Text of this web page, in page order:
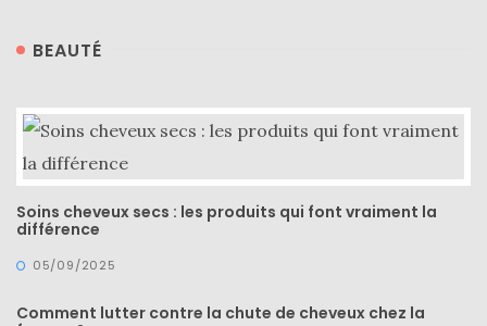
BEAUTÉ
Soins cheveux secs : les produits qui font vraiment la
différence
05/09/2025
Comment lutter contre la chute de cheveux chez la